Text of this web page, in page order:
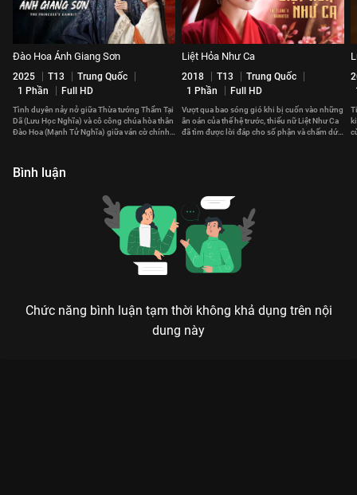
Đào Hoa Ánh Giang Sơn
2025 T13
Trung Quốc
1 Phần
Full HD
Tình duyên nảy nở giữa Thừa tướng Thẩm Tại
Dã (Lưu Học Nghĩa) và cô công chúa hòa thân
Đào Hoa (Mạnh Tử Nghĩa) giữa ván cờ chính
Liệt Hỏa Như Ca
2018 T13
Trung Quốc
1 Phần
Full HD
Vượt qua bao sóng gió khi bị cuốn vào những
ân oán của thế hệ trước, thiếu nữ Liệt Như Ca
đã tìm được lời đáp cho số phận và chấm dứt
Bình luận
Chức năng bình luận tạm thời không khả dụng trên nội
dung này